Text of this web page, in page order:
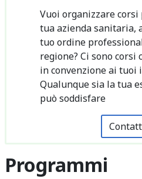
Vuoi organizzare
tua azienda sanitaria,
tuo ordine
regione? Ci sono
in convenzione ai tuoi
Qualunque sia la tua
può soddisfare
Programmi